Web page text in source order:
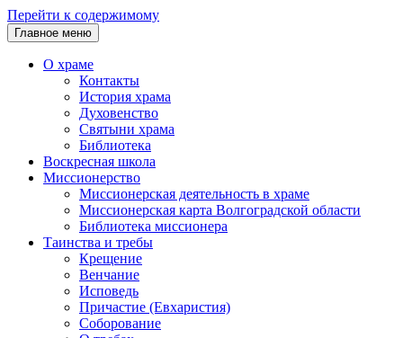
Перейти к содержимому
Главное меню
О храме
Контакты
История храма
Духовенство
Святыни храма
Библиотека
Воскресная школа
Миссионерство
Миссионерская деятельность в храме
Миссионерская карта Волгоградской области
Библиотека миссионера
Таинства и требы
Крещение
Венчание
Исповедь
Причастие (Евхаристия)
Соборование